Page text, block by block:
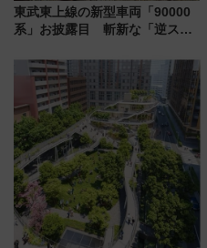
東武東上線の新型車両「90000
系」お披露目 斬新な「逆スラ
放的な車内空間に注目、デビュ
ーは9月